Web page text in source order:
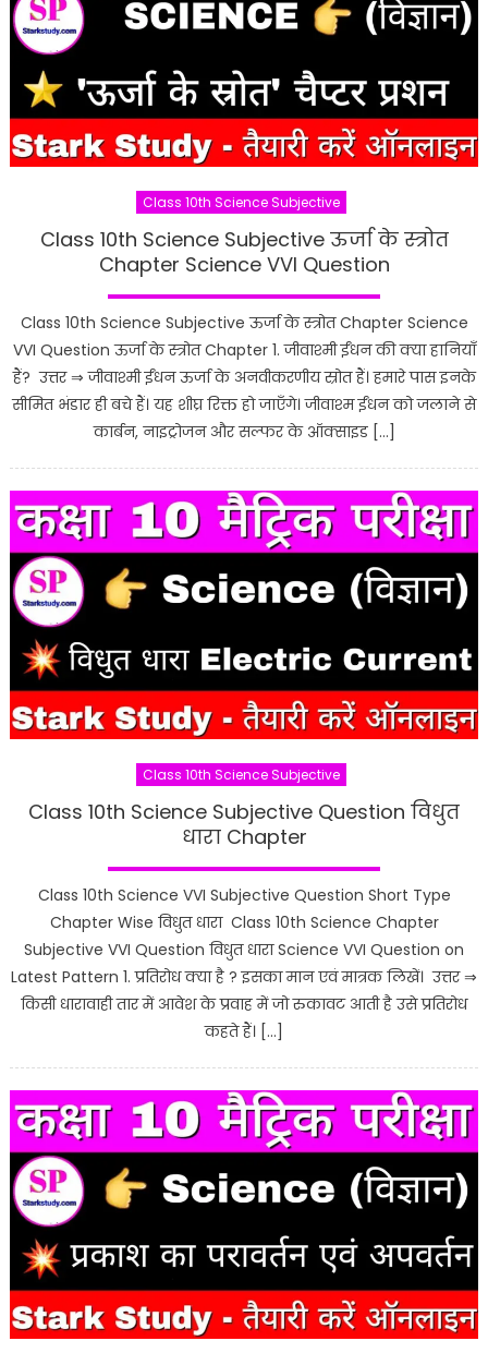
Class 10th Science Subjective
Class 10th Science Subjective ऊर्जा के स्त्रोत
Chapter Science VVI Question
Class 10th Science Subjective ऊर्जा के स्त्रोत Chapter Science
VVI Question ऊर्जा के स्त्रोत Chapter 1. जीवाश्मी ईंधन की क्या हानियाँ
हैं? उत्तर ⇒ जीवाश्मी ईंधन ऊर्जा के अनवीकरणीय स्रोत हैं। हमारे पास इनके
सीमित भंडार ही बचे हैं। यह शीघ्र रिक्त हो जाएँगे। जीवाश्म ईंधन को जलाने से
कार्बन, नाइट्रोजन और सल्फर के ऑक्साइड […]
Class 10th Science Subjective
Class 10th Science Subjective Question विधुत
धारा Chapter
Class 10th Science VVI Subjective Question Short Type
Chapter Wise विधुत धारा Class 10th Science Chapter
Subjective VVI Question विधुत धारा Science VVI Question on
Latest Pattern 1. प्रतिरोध क्या है ? इसका मान एवं मात्रक लिखें। उत्तर ⇒
किसी धारावाही तार में आवेश के प्रवाह में जो रुकावट आती है उसे प्रतिरोध
कहते हैं। […]